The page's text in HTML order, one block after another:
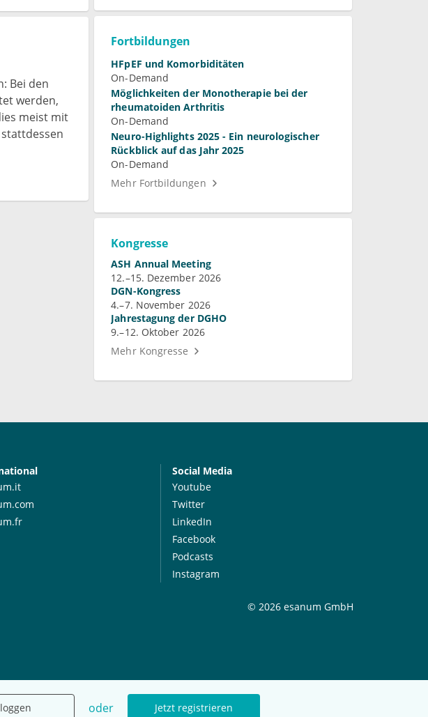
oder Jetzt registrieren
Bei den
werden,
meist mit
Fortbildungen
HFpEF und Komorbiditäten
On-Demand
Möglichkeiten der Monotherapie bei der
rheumatoiden Arthritis
On-Demand
Neuro-Highlights 2025 - Ein neurologischer
Rückblick auf das Jahr 2025
On-Demand
Mehr Fortbildungen
Kongresse
ASH Annual Meeting
12.–15. Dezember 2026
DGN-Kongress
4.–7. November 2026
Jahrestagung der DGHO
9.–12. Oktober 2026
Mehr Kongresse
Social Media
Youtube
Twitter
LinkedIn
Facebook
Podcasts
Instagram
© 2026 esanum GmbH